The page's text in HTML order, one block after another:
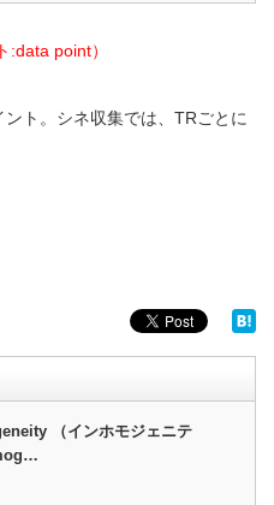
:data point）
ト。シネ収集では、TRごとに
（インホモジェニテ